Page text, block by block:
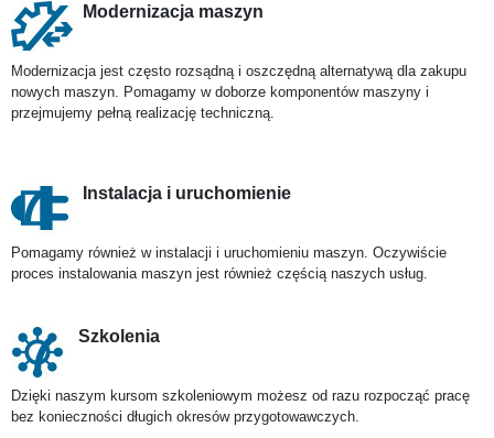
Modernizacja maszyn
Modernizacja jest często rozsądną i oszczędną alternatywą dla zakupu
nowych maszyn. Pomagamy w doborze komponentów maszyny i
przejmujemy pełną realizację techniczną.
Instalacja i uruchomienie
Pomagamy również w instalacji i uruchomieniu maszyn. Oczywiście
proces instalowania maszyn jest również częścią naszych usług.
Szkolenia
Dzięki naszym kursom szkoleniowym możesz od razu rozpocząć pracę
bez konieczności długich okresów przygotowawczych.